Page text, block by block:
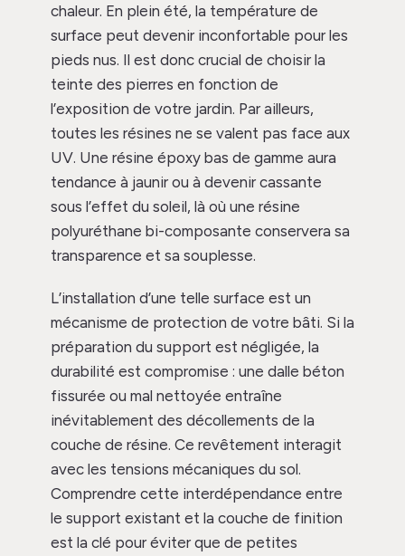
chaleur. En plein été, la température de
surface peut devenir inconfortable pour les
pieds nus. Il est donc crucial de choisir la
teinte des pierres en fonction de
l’exposition de votre jardin. Par ailleurs,
toutes les résines ne se valent pas face aux
UV. Une résine époxy bas de gamme aura
tendance à jaunir ou à devenir cassante
sous l’effet du soleil, là où une résine
polyuréthane bi-composante conservera sa
transparence et sa souplesse.
L’installation d’une telle surface est un
mécanisme de protection de votre bâti. Si la
préparation du support est négligée, la
durabilité est compromise : une dalle béton
fissurée ou mal nettoyée entraîne
inévitablement des décollements de la
couche de résine. Ce revêtement interagit
avec les tensions mécaniques du sol.
Comprendre cette interdépendance entre
le support existant et la couche de finition
est la clé pour éviter que de petites